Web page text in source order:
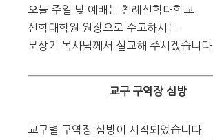
오늘 주일 낮 예배는 침례신학대학교
신학대학원 원장으로 수고하시는
문상기 목사님께서 설교해 주시겠습니다.
교구 구역장 심방
교구별 구역장 심방이 시작되었습니다.